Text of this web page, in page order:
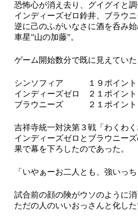
恐怖心が消え去り、グイグイと調
インディーズゼロ鈴井、ブラウニ
逆に己のふがいなさに酒を呑み
車星”山の加藤”。
ゲーム開始数分で既に見えていた
シンソフィア １９ポイント
インディーズゼロ ２１ポイント
ブラウニーズ ２１ポイント
吉祥寺統一対決第３戦「わくわ
インディーズゼロとブラウニー
果で幕を下ろしたのであった。
「いやぁーお二人とも、強いっち
試合前の顔の険がウソのように消
ただの人のいいおっさんと化した